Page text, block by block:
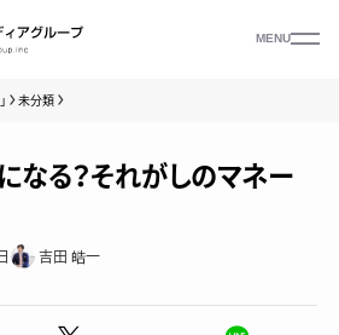
MENU
未分類
なる？それがしのマネー
吉田 皓一